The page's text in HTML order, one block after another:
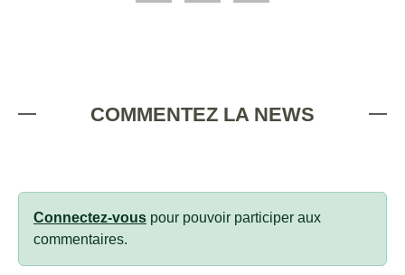
COMMENTEZ LA NEWS
Connectez-vous pour pouvoir participer aux
commentaires.